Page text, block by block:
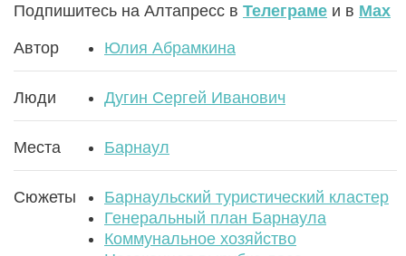
Подпишитесь на Алтапресс в Телеграме и в Max
Автор Юлия Абрамкина
Люди Дугин Сергей Иванович
Места Барнаул
Сюжеты
Барнаульский туристический кластер
Генеральный план Барнаула
Коммунальное хозяйство